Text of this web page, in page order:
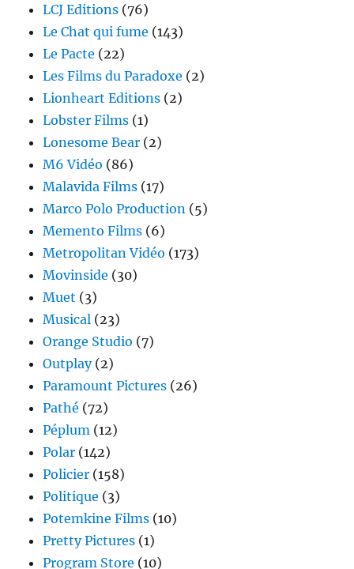
LCJ Editions (76)
Le Chat qui fume (143)
Le Pacte (22)
Les Films du Paradoxe (2)
Lionheart Editions (2)
Lobster Films (1)
Lonesome Bear (2)
M6 Vidéo (86)
Malavida Films (17)
Marco Polo Production (5)
Memento Films (6)
Metropolitan Vidéo (173)
Movinside (30)
Muet (3)
Musical (23)
Orange Studio (7)
Outplay(2)
Paramount Pictures (26)
Pathé (72)
Péplum (12)
Polar (142)
Policier (158)
Politique (3)
Potemkine Films (10)
Pretty Pictures (1)
Program Store (10)